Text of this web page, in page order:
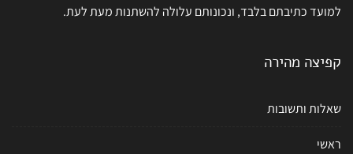
למועד כתיבתם בלבד, ונכונותם עלולה להשתנות מעת לעת.
קפיצה מהירה
שאלות ותשובות
ראשי